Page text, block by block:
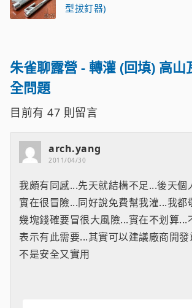
型拔釘器)
朱雀聊露營 - 轉灌 (回填) 高山
全問題
目前有 47 則留言
arch.yang
2011/04/30
我頗有同感...先天就結構不足...後天個
實在很冒險...同好說免費幫我灌...我都
幾塊錢確要冒很大風險...實在不划算...
表示有此需要...其實可以建議廠商開
不是安全又實用